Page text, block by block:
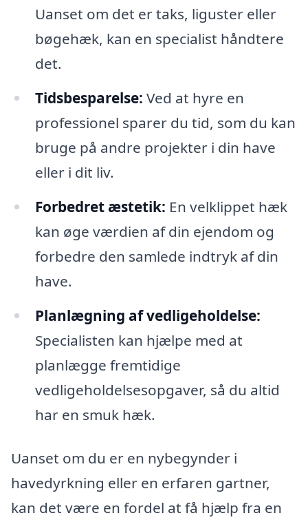
Uanset om det er taks, liguster eller
bøgehæk, kan en specialist håndtere
det.
Tidsbesparelse: Ved at hyre en
professionel sparer du tid, som du kan
bruge på andre projekter i din have
eller i dit liv.
Forbedret æstetik: En velklippet hæk
kan øge værdien af din ejendom og
forbedre den samlede indtryk af din
have.
Planlægning af vedligeholdelse:
Specialisten kan hjælpe med at
planlægge fremtidige
vedligeholdelsesopgaver, så du altid
har en smuk hæk.
Uanset om du er en nybegynder i
havedyrkning eller en erfaren gartner,
kan det være en fordel at få hjælp fra en